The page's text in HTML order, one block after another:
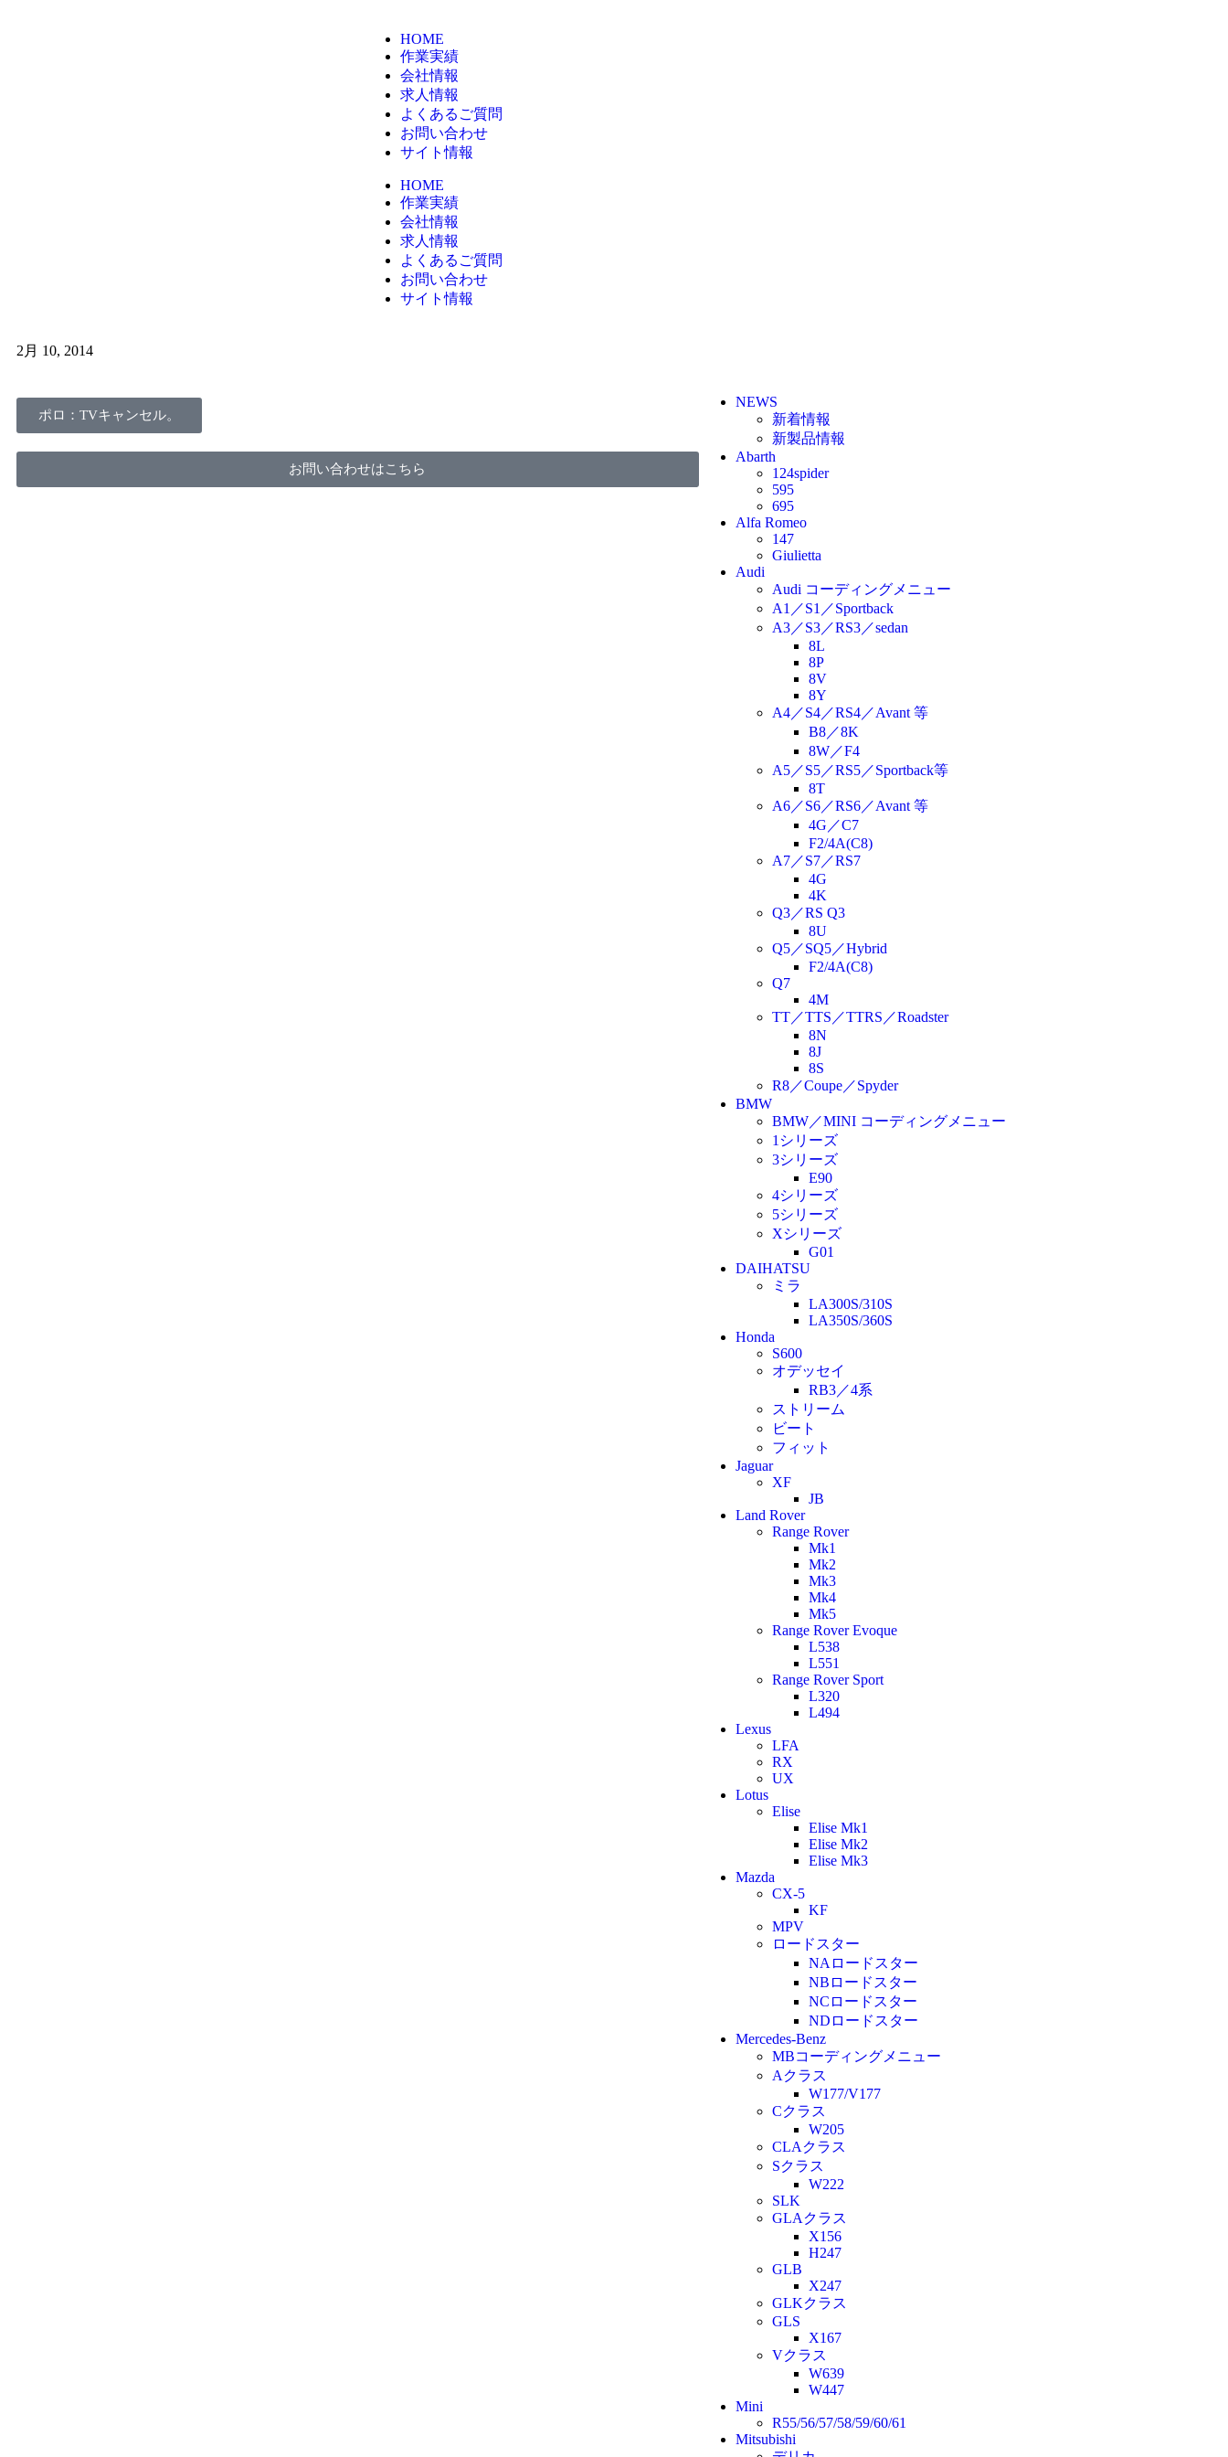
HOME
作業実績
会社情報
求人情報
よくあるご質問
お問い合わせ
サイト情報
HOME
作業実績
会社情報
求人情報
よくあるご質問
お問い合わせ
サイト情報
2月 10, 2014
ポロ：TVキャンセル。
お問い合わせはこちら
NEWS
新着情報
新製品情報
Abarth
124spider
595
695
Alfa Romeo
147
Giulietta
Audi
Audi コーディングメニュー
A1／S1／Sportback
A3／S3／RS3／sedan
8L
8P
8V
8Y
A4／S4／RS4／Avant 等
B8／8K
8W／F4
A5／S5／RS5／Sportback等
8T
A6／S6／RS6／Avant 等
4G／C7
F2/4A(C8)
A7／S7／RS7
4G
4K
Q3／RS Q3
8U
Q5／SQ5／Hybrid
F2/4A(C8)
Q7
4M
TT／TTS／TTRS／Roadster
8N
8J
8S
R8／Coupe／Spyder
BMW
BMW／MINI コーディングメニュー
1シリーズ
3シリーズ
E90
4シリーズ
5シリーズ
Xシリーズ
G01
DAIHATSU
ミラ
LA300S/310S
LA350S/360S
Honda
S600
オデッセイ
RB3／4系
ストリーム
ビート
フィット
Jaguar
XF
JB
Land Rover
Range Rover
Mk1
Mk2
Mk3
Mk4
Mk5
Range Rover Evoque
L538
L551
Range Rover Sport
L320
L494
Lexus
LFA
RX
UX
Lotus
Elise
Elise Mk1
Elise Mk2
Elise Mk3
Mazda
CX-5
KF
MPV
ロードスター
NAロードスター
NBロードスター
NCロードスター
NDロードスター
Mercedes-Benz
MBコーディングメニュー
Aクラス
W177/V177
Cクラス
W205
CLAクラス
Sクラス
W222
SLK
GLAクラス
X156
H247
GLB
X247
GLKクラス
GLS
X167
Vクラス
W639
W447
Mini
R55/56/57/58/59/60/61
Mitsubishi